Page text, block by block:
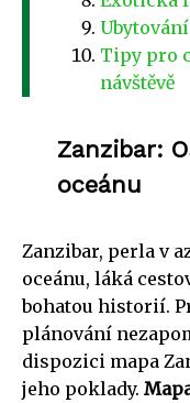
Tipy pro
návštěvě
Zanzibar:
oceánu
Zanzibar, perla v
oceánu, láká
bohatou historií.
plánování
dispozici mapa
jeho poklady.